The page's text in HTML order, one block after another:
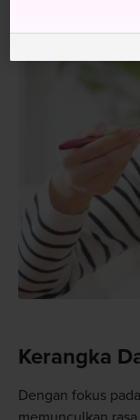
Kerangka
Dengan fokus